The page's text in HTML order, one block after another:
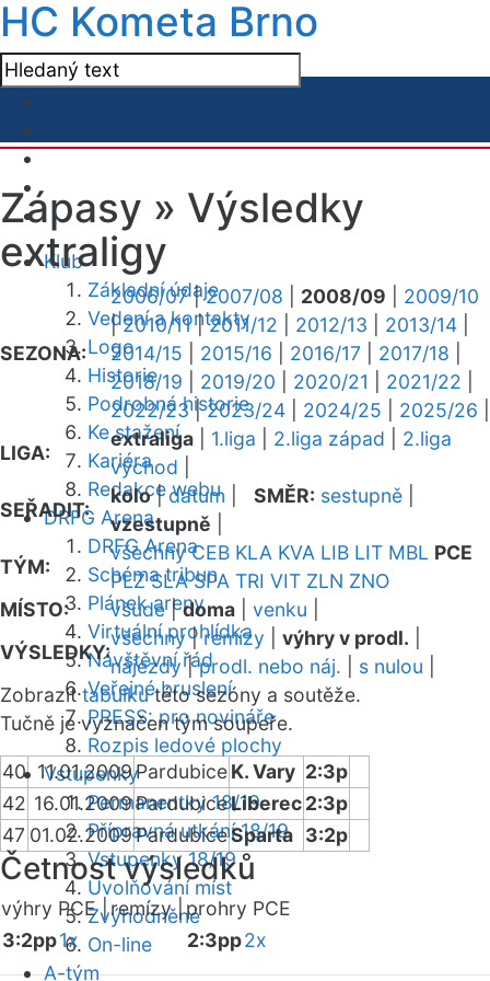
HC Kometa Brno
Klub
Základní údaje
Vedení a kontakty
Logo
Historie
Podrobná historie
Ke stažení
Kariéra
Redakce webu
DRFG Arena
DRFG Arena
Schéma tribun
Plánek areny
Virtuální prohlídka
Návštěvní řád
Veřejné bruslení
PRESS: pro novináře
Rozpis ledové plochy
Vstupenky
Permanentky 18/19
Přípravná utkání 18/19
Vstupenky 18/19
Uvolňování míst
Zvýhodněné
On-line
A-tým
Zápasy » Výsledky
extraligy
SEZONA:
2006/07|2007/08 2008/09
2009/10
|2010/11|2011/12 2012/13 2013/14
2014/15
2015/16 2016/17 2017/18
2018/19
2019/20 2020/21 2021/22
2022/23|2023/24 2024/25 2025/26
LIGA:
extraliga 1.liga 2.liga západ
2.liga
východ
SEŘADIT:
kolo|datum SMĚR: sestupně
vzestupně
TÝM:
všechny CEB KLA KVA LIB LIT MBL PCE
PLZ SLA SPA TRI VIT ZLN ZNO
MÍSTO:
všude|doma venku
VÝSLEDKY:
všechny|remízy výhry v prodl.
nájezdy|prodl. nebo náj. s nulou
Zobrazittabulkutéto sezóny a soutěže.
Tučně je vyznačen tým soupeře.
40 11.01.2009PardubiceK. Vary 2:3p
42 16.01.2009PardubiceLiberec2:3p
47 01.02.2009PardubiceSparta 3:2p
Četnost výsledků
výhry PCE |remízy |prohry PCE
3:2pp1x 2:3pp2x